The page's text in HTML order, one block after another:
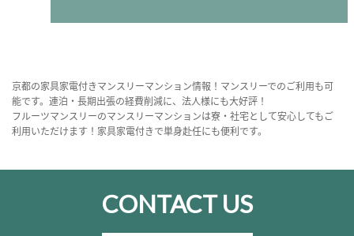
京都の家具家電付きマンスリーマンション情報！マンスリーでのご利用も可
能です。連泊・長期出張の経費削減に、法人様にも大好評！
フルーツマンスリーのマンスリーマンションは寮・社宅として安心してもご
利用いただけます！家具家電付きで単身赴任にも便利です。
CONTACT US